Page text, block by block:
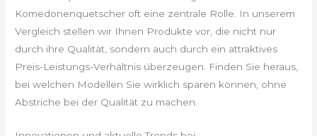
Komedonenquetscher oft eine zentrale Rolle. In unserem
Vergleich stellen wir Ihnen Produkte vor, die nicht nur
durch ihre Qualität, sondern auch durch ein attraktives
Preis-Leistungs-Verhältnis überzeugen. Finden Sie heraus,
bei welchen Modellen Sie wirklich sparen können, ohne
Abstriche bei der Qualität zu machen.